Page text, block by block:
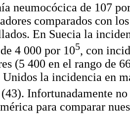
neumocócica de 107
comparados con
En Suecia la
4 000 por 105, con
(5 400 en el rango de
Unidos la incidencia en
(43). Infortunadamente
para comparar